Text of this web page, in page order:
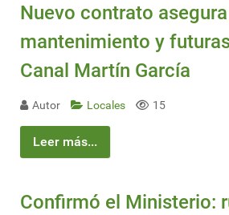
Nuevo contrato
mantenimiento y
Canal Martín García
Autor Locales 15
Leer más...
Confirmó el Ministerio: